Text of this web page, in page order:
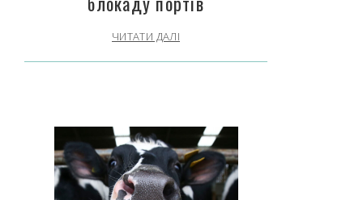
ЧИТАТИ ДАЛІ